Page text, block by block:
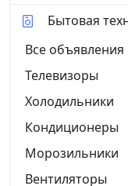
Бытовая
Все объявления
Телевизоры
Холодильники
Кондиционеры
Морозильники
Вентиляторы